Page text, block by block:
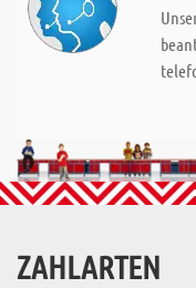
ZAHLARTEN